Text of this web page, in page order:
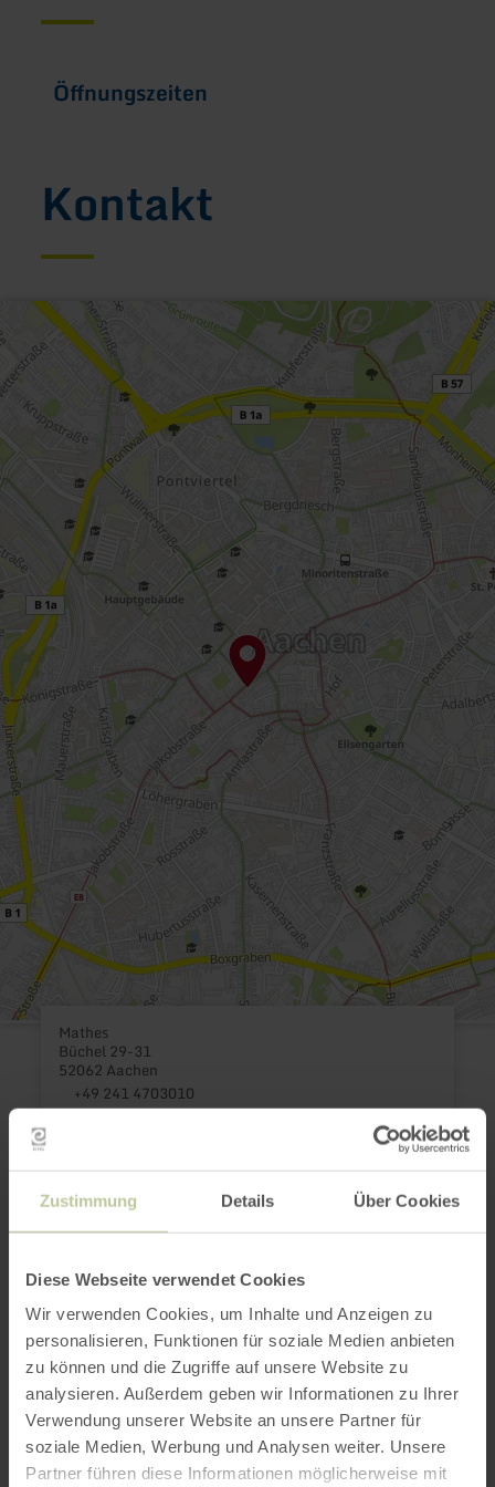
Zustimmung Details Über Cookies
Diese Webseite verwendet Cookies
Wir verwenden Cookies, um Inhalte und Anzeigen zu
personalisieren, Funktionen für soziale Medien anbieten
zu können und die Zugriffe auf unsere Website zu
analysieren. Außerdem geben wir Informationen zu Ihrer
Verwendung unserer Website an unsere Partner für
soziale Medien, Werbung und Analysen weiter. Unsere
Partner führen diese Informationen möglicherweise mit
Öffnungszeiten
Kontakt
Mathes
Büchel 29-31
52062 Aachen
+49 241 4703010
Anreise planen
in Karte anzeigen
E-Mail
Webseite
Das könnte auch